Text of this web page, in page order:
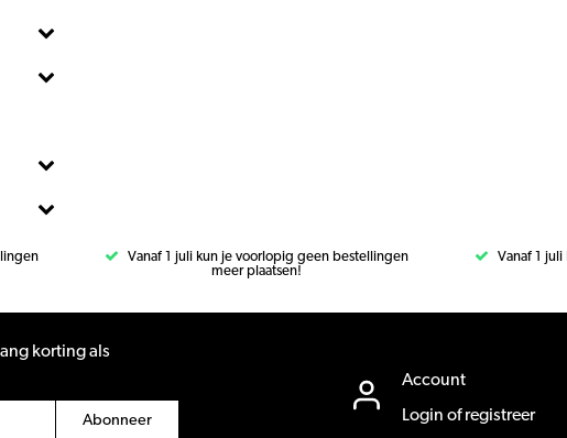
Vanaf 1 juli kun je voorlopig geen bestellingen
meer plaatsen!
Vanaf 1
korting als
Abonneer
Account
Login of registreer